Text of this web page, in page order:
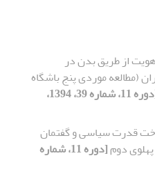
هویت از طریق بدن در
(مطالعه موردی پنج باشگاه
[دوره 11، شماره 39، 1394،
قدرت سیاسی و گفتمان
دوم
[دوره 11، شماره